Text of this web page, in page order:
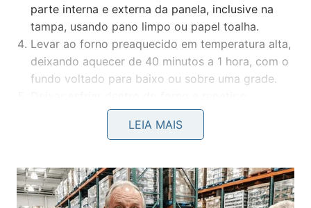
parte interna e externa da panela, inclusive na
tampa, usando pano limpo ou papel toalha.
Levar ao forno preaquecido em temperatura alta,
deixando aquecer de 40 minutos a 1 hora, com o
fundo voltado para baixo ou sobre uma grade.
processo, se necessário, até que a superfície
fique mais escura e com brilho discreto, sem
Qual é o melhor óleo para temperar a
panela de ferro?
LEIA MAIS